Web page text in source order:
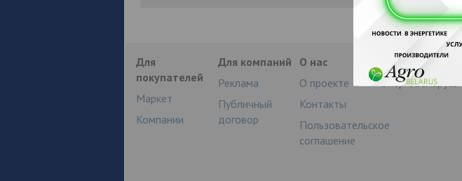
Для
покупателей
Маркет
Компании
Для компаний
Реклама
Публичный
договор
О нас
О проекте
Контакты
Пользовательское
соглашение
Партнеры
ЭнергоБеларусь